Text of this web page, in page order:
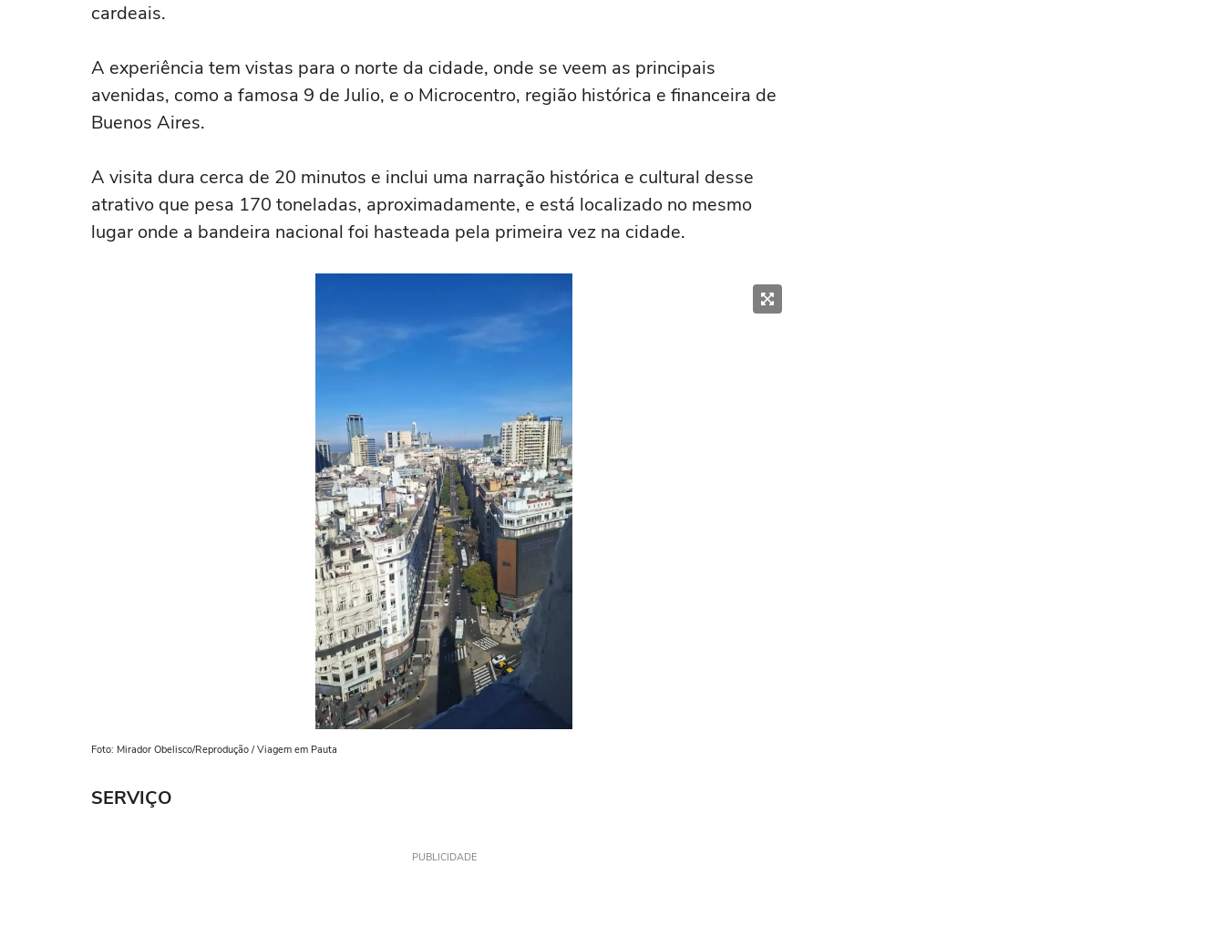
cardeais.
A experiência tem vistas para o norte da cidade, onde se veem as principais
avenidas, como a famosa 9 de Julio, e o Microcentro, região histórica e financeira de
Buenos Aires.
A visita dura cerca de 20 minutos e inclui uma narração histórica e cultural desse
atrativo que pesa 170 toneladas, aproximadamente, e está localizado no mesmo
lugar onde a bandeira nacional foi hasteada pela primeira vez na cidade.
Foto: Mirador Obelisco/Reprodução / Viagem em Pauta
SERVIÇO
PUBLICIDADE